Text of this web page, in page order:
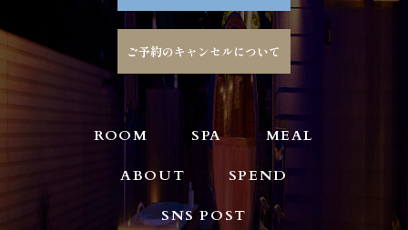
ご予約のキャンセルについて
ROOM SPA MEAL
ABOUT SPEND
SNS POST